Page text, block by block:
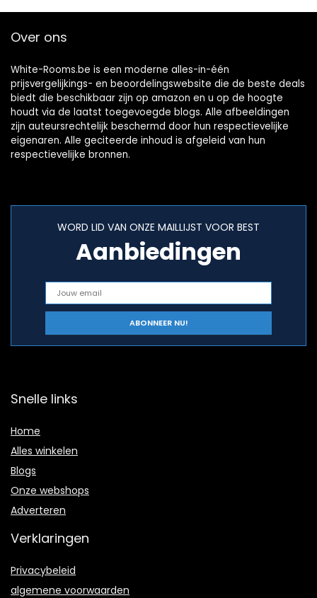
Over ons
White-Rooms.be is een moderne alles-in-één
prijsvergelijkings- en beoordelingswebsite die de beste deals
biedt die beschikbaar zijn op amazon en u op de hoogte
houdt via de laatst toegevoegde blogs. Alle afbeeldingen
zijn auteursrechtelijk beschermd door hun respectievelijke
eigenaren. Alle geciteerde inhoud is afgeleid van hun
respectievelijke bronnen.
WORD LID VAN ONZE MAILLIJST VOOR BEST
Aanbiedingen
Snelle links
Home
Alles winkelen
Blogs
Onze webshops
Adverteren
Verklaringen
Privacybeleid
algemene voorwaarden